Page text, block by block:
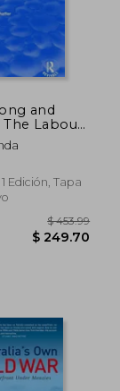
and
The Labour
in Hunan
23:
in Hunan
23 (en
Edición, Tapa